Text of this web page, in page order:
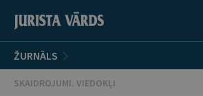
ŽURNĀLS
SKAIDROJUMI. VIEDOKĻI